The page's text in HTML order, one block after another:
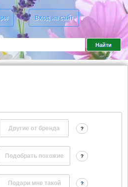
Вход на сайт
Другие от бренда ?
?
?